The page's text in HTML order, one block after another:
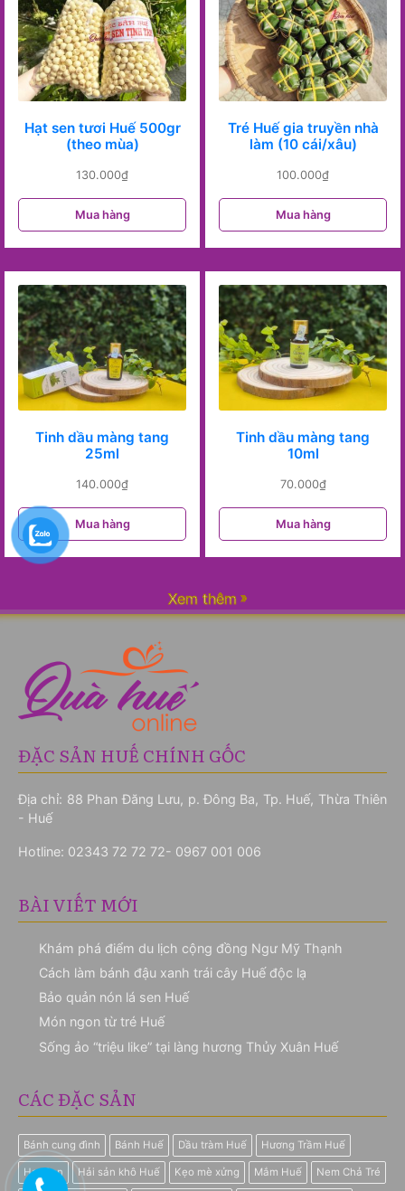
Hạt sen tươi Huế 500gr
(theo mùa)
130.000₫
Mua hàng
Tré Huế gia truyền nhà
làm (10 cái/xâu)
100.000₫
Mua hàng
Tinh dầu màng tang
25ml
140.000₫
Mua hàng
Tinh dầu màng tang
10ml
70.000₫
Mua hàng
Xem thêm
ĐẶC SẢN HUẾ CHÍNH GỐC
Địa chỉ: 88 Phan Đăng Lưu, p. Đông Ba, Tp. Huế, Thừa Thiên
- Huế
Hotline: 02343 72 72 72- 0967 001 006
BÀI VIẾT MỚI
Khám phá điểm du lịch cộng đồng Ngư Mỹ Thạnh
Cách làm bánh đậu xanh trái cây Huế độc lạ
Bảo quản nón lá sen Huế
Món ngon từ tré Huế
Sống ảo “triệu like” tại làng hương Thủy Xuân Huế
CÁC ĐẶC SẢN
Bánh cung đình Bánh Huế Dầu tràm Huế Hương Trầm Huế
Hạt Sen Hải sản khô Huế Kẹo mè xửng Mắm Huế Nem Chả Tré